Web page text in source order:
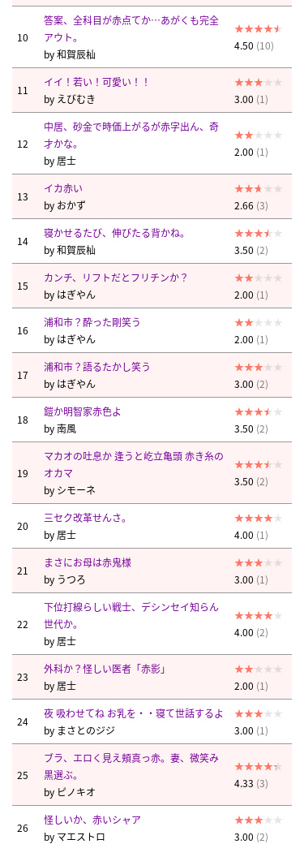
10
答案、全科目が赤点てか…あがくも完全
アウト。
by和賀辰杣
4.50 (10)
11
イイ！若い！可愛い！！
by えびむき 3.00 (1)
12
中居、砂金で時価上がるが赤字出ん、奇
才かな。
by 居士
2.00 (1)
13
イカ赤い
by おかず 2.66 (3)
14
寝かせるたび、伸びたる背かね。
by和賀辰杣 3.50 (2)
15
カンチ、リフトだとフリチンか？
by はぎやん 2.00 (1)
16
浦和市？酔った剛笑う
by はぎやん 2.00 (1)
17
浦和市？語るたかし笑う
by はぎやん 3.00 (2)
18
鎧か明智家赤色よ
by南風 3.50 (2)
19
マカオの吐息か 逢うと屹立亀頭 赤き糸の
オカマ
by シモーネ
3.50 (2)
20
三セク改革せんさ。
by 居士 4.00 (1)
21
まさにお母は赤鬼様
by うつろ 3.00 (1)
22
下位打線らしい戦士、デシンセイ知らん
世代か。
by 居士
4.00 (2)
23
外科か？怪しい医者「赤影」
by 居士 2.00 (1)
24
夜 吸わせてね お乳を・・寝て世話するよ
by まさとのジジ 3.00 (1)
25
ブラ、エロく見え頬真っ赤。妻、微笑み
黒選ぶ。
by ピノキオ
4.33 (3)
26
怪しいか、赤いシャア
by マエストロ 3.00 (2)